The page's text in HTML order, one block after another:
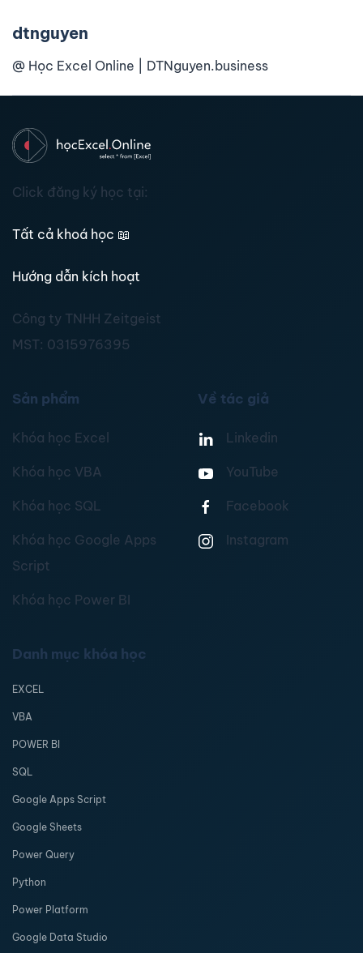
dtnguyen
@ Học Excel Online | DTNguyen.business
Click đăng ký học tại:
Tất cả khoá học 📖
Hướng dẫn kích hoạt
Công ty TNHH Zeitgeist
MST: 0315976395
Sản phẩm
Khóa học Excel
Khóa học VBA
Khóa học SQL
Khóa học Google Apps
Script
Khóa học Power BI
Về tác giả
Linkedin
YouTube
Facebook
Instagram
Danh mục khóa học
EXCEL
VBA
POWER BI
SQL
Google Apps Script
Google Sheets
Power Query
Python
Power Platform
Google Data Studio